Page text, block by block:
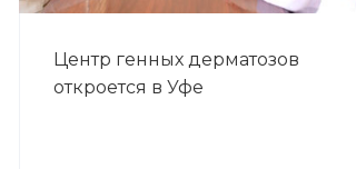
Центр генных дерматозов
откроется в Уфе